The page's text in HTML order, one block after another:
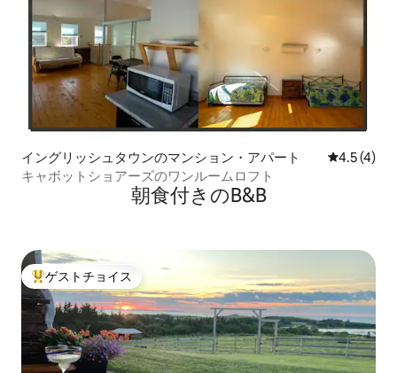
イングリッシュタウンのマンション・アパート レビュー4
4.5 (4)
キャボットショアーズのワンルームロフト
朝食付きのB&B
大好評のゲストチョイスです。
ゲストチョイス